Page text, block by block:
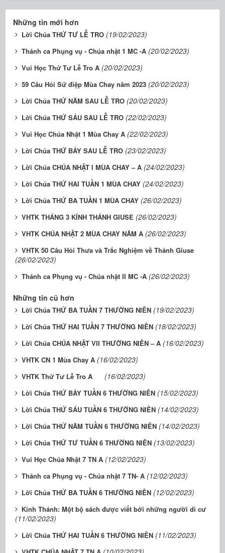
Những tin mới hơn
Lời Chúa THỨ TƯ LỄ TRO (19/02/2023)
Thánh ca Phụng vụ - Chúa nhật 1 MC -A (20/02/2023)
Vui Học Thứ Tư Lễ Tro A (20/02/2023)
59 Câu Hỏi Sứ điệp Mùa Chay năm 2023 (20/02/2023)
Lời Chúa THỨ NĂM SAU LỄ TRO (20/02/2023)
Lời Chúa THỨ SÁU SAU LỄ TRO (22/02/2023)
Vui Học Chúa Nhật 1 Mùa Chay A (22/02/2023)
Lời Chúa THỨ BẢY SAU LỄ TRO (23/02/2023)
Lời Chúa CHÚA NHẬT I MÙA CHAY – A (24/02/2023)
Lời Chúa THỨ HAI TUẦN 1 MÙA CHAY (24/02/2023)
Lời Chúa THỨ BA TUẦN 1 MÙA CHAY (26/02/2023)
VHTK THÁNG 3 KÍNH THÁNH GIUSE (26/02/2023)
VHTK CHÚA NHẬT 2 MÙA CHAY NĂM A (26/02/2023)
VHTK 50 Câu Hỏi Thưa và Trắc Nghiệm về Thánh Giuse
(26/02/2023)
Thánh ca Phụng vụ - Chúa nhật II MC -A (26/02/2023)
Những tin cũ hơn
Lời Chúa THỨ BA TUẦN 7 THƯỜNG NIÊN (19/02/2023)
Lời Chúa THỨ HAI TUẦN 7 THƯỜNG NIÊN (18/02/2023)
Lời Chúa CHÚA NHẬT VII THƯỜNG NIÊN – A (16/02/2023)
VHTK CN 1 Mùa Chay A (16/02/2023)
VHTK Thứ Tư Lễ Tro A (16/02/2023)
Lời Chúa THỨ BẢY TUẦN 6 THƯỜNG NIÊN (15/02/2023)
Lời Chúa THỨ SÁU TUẦN 6 THƯỜNG NIÊN (14/02/2023)
Lời Chúa THỨ NĂM TUẦN 6 THƯỜNG NIÊN (14/02/2023)
Lời Chúa THỨ TƯ TUẦN 6 THƯỜNG NIÊN (13/02/2023)
Vui Học Chúa Nhật 7 TN A (12/02/2023)
Thánh ca Phụng vụ - Chúa nhật 7 TN- A (12/02/2023)
Lời Chúa THỨ BA TUẦN 6 THƯỜNG NIÊN (12/02/2023)
Kinh Thánh: Một bộ sách được viết bởi những người di cư
(11/02/2023)
Lời Chúa THỨ HAI TUẦN 6 THƯỜNG NIÊN (11/02/2023)